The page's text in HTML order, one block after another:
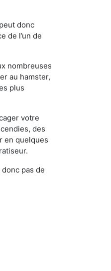
donc
de l’un de
nombreuses
au hamster,
plus
votre
des
en quelques
pas de